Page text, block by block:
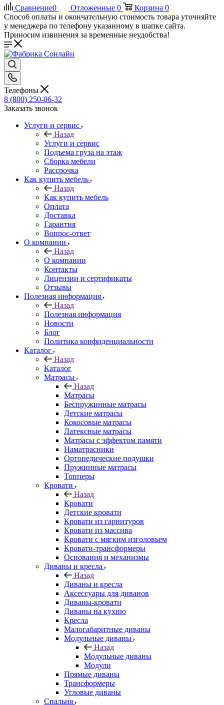
Сравнение0 Отложенные 0 Корзина 0
Способ оплаты и окончательную стоимость товара уточняйте
у менеджера по телефону указанному в шапке сайта.
Приносим извинения за временные неудобства!
Телефоны
8 (800) 250-06-32
Заказать звонок
Услуги и сервис
Назад
Услуги и сервис
Подъема груза на этаж
Сборка мебели
Рассрочка
Как купить мебель
Назад
Как купить мебель
Оплата
Доставка
Гарантия
Вопрос-ответ
О компании
Назад
О компании
Контакты
Лицензии и сертификаты
Отзывы
Полезная информация
Назад
Полезная информация
Новости
Блог
Политика конфиденциальности
Каталог
Назад
Каталог
Матрасы
Назад
Матрасы
Беспружинные матрасы
Детские матрасы
Кокосовые матрасы
Латексные матрасы
Матрасы с эффектом памяти
Наматрасники
Ортопедические подушки
Пружинные матрасы
Топперы
Кровати
Назад
Кровати
Детские кровати
Кровати из гарнитуров
Кровати из массива
Кровати с мягким изголовьем
Кровати-трансформеры
Основания и механизмы
Диваны и кресла
Назад
Диваны и кресла
Аксессуары для диванов
Диваны-кровати
Диваны на кухню
Кресла
Малогабаритные диваны
Модульные диваны
Назад
Модульные диваны
Модули
Прямые диваны
Трансформеры
Угловые диваны
Спальня